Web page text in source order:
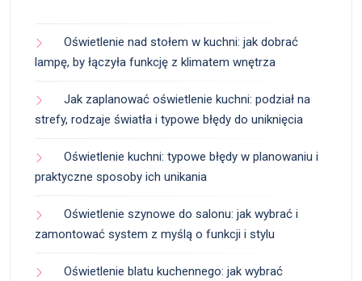
Oświetlenie nad stołem w kuchni: jak dobrać
lampę, by łączyła funkcję z klimatem wnętrza
Jak zaplanować oświetlenie kuchni: podział na
strefy, rodzaje światła i typowe błędy do uniknięcia
Oświetlenie kuchni: typowe błędy w planowaniu i
praktyczne sposoby ich unikania
Oświetlenie szynowe do salonu: jak wybrać i
zamontować system z myślą o funkcji i stylu
Oświetlenie blatu kuchennego: jak wybrać